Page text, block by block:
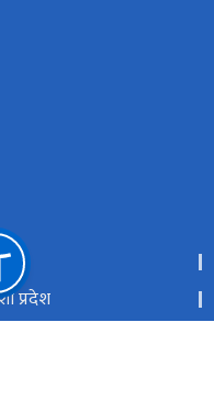
प्रदेश